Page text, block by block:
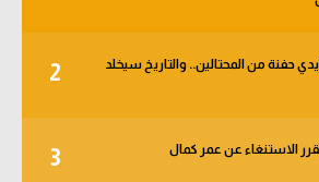
2
حفنة من المحتالين.. والتاريخ سيخلد
3 الاستنغاء عن عمر كمال